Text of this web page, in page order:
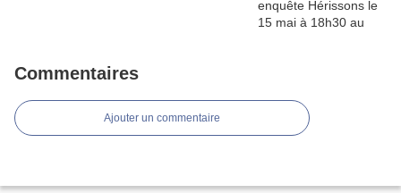
Commentaires
Ajouter un commentaire